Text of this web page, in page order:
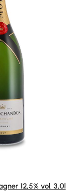
12,5% vol. 3,0l